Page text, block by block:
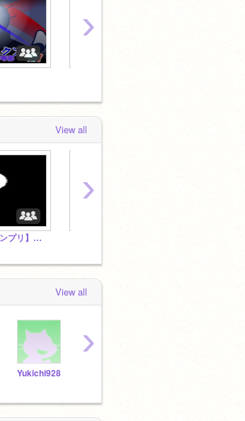
›
View all
【第一回 謎解きグランプリ】参加者へのアンケート
›
View all
Yukichi928
›